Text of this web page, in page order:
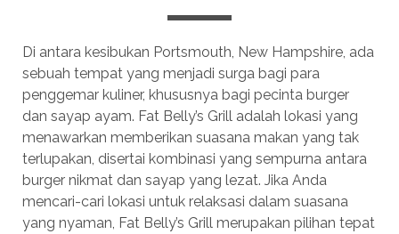
Di antara kesibukan Portsmouth, New Hampshire, ada
sebuah tempat yang menjadi surga bagi para
penggemar kuliner, khususnya bagi pecinta burger
dan sayap ayam. Fat Belly’s Grill adalah lokasi yang
menawarkan memberikan suasana makan yang tak
terlupakan, disertai kombinasi yang sempurna antara
burger nikmat dan sayap yang lezat. Jika Anda
mencari-cari lokasi untuk relaksasi dalam suasana
yang nyaman, Fat Belly’s Grill merupakan pilihan tepat